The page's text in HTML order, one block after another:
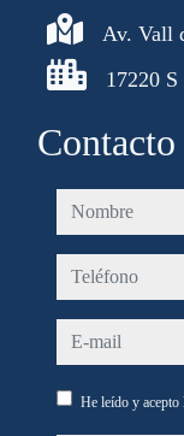
Av. Vall
17220 S
Contacto
nombre
teléfono
e-mail
He leído y acepto